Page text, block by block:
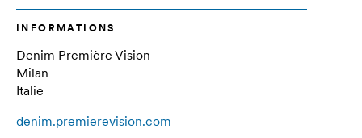
INFORMATIONS
Denim Première Vision
Milan
Italie
denim.premierevision.com